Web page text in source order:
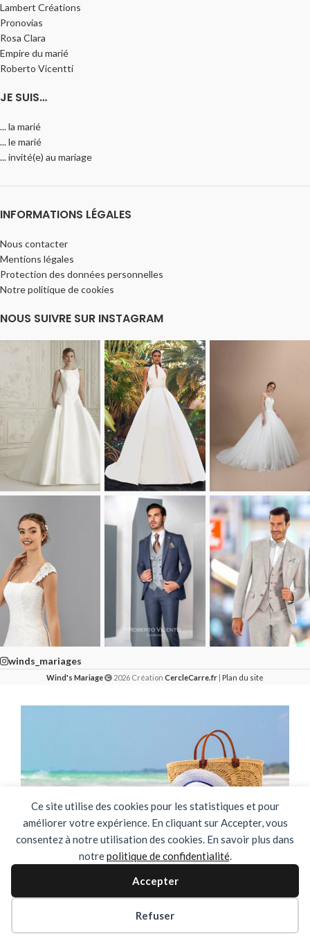
Ce site utilise des cookies pour les statistiques et pour
améliorer votre expérience. En cliquant sur Accepter, vous
consentez à notre utilisation des cookies. En savoir plus dans
notrepolitique de confidentialité.
Accepter
Refuser
Lambert Créations
Pronovias
Rosa Clara
Empire du marié
Roberto Vicentti
JE SUIS…
... la marié
... le marié
... invité(e) au mariage
INFORMATIONS LÉGALES
Nous contacter
Mentions légales
Protection des données personnelles
Notre politique de cookies
NOUS SUIVRE SUR INSTAGRAM
winds_mariages
Wind's Mariage 2026 Création CercleCarre.fr | Plan du site
🌴✨ FERMETURE ESTIVALE ✨🌴
DU 03 AOUT AU 31 AOUT INCLUS